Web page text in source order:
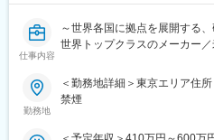
益々限られたものとなってい
このような現状を変えるため
の医薬品を利用して、患者様
目指しています。
【業務概要】
海外の医薬品を医療機関（看
仕事内容
～世界各国に拠点を展開する
世界トップクラスのメーカー
環境～
勤務地
＜勤務地詳細＞東京エリア住
禁煙